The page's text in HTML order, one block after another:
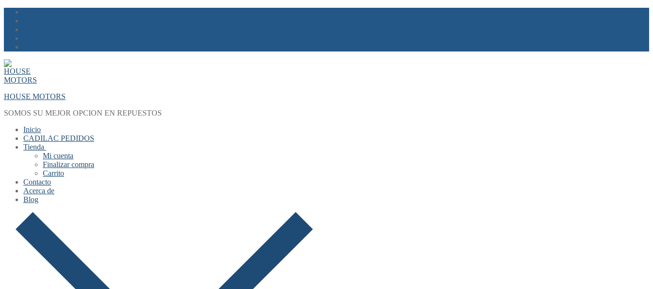
Skip
content
Menu
Close
HOUSE MOTORS
SOMOS SU MEJOR OPCION EN REPUESTOS
Inicio
CADILAC PEDIDOS
Tienda
Mi cuenta
Finalizar compra
Carrito
Contacto
Acerca de
Blog